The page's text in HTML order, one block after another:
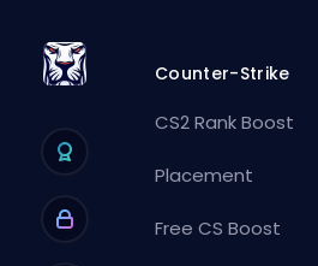
Counter-Strike
CS2 Rank Boost
Placement
Free CS Boost